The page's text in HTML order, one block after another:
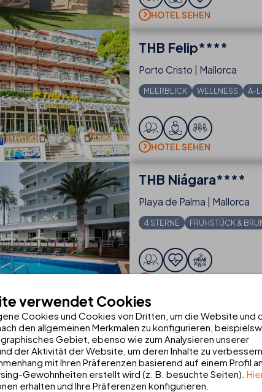
HOTEL SEHEN
THB Felip****
Porto Cristo | Mallorca
MEERBLICK WELLNESS À-
HOTEL SEHEN
THB Niágara****
Playa de Palma | Mallorca
4 STERNE FRÜHSTÜCK &
THB María
Playa de Palma | Mallorca
WELLNESS RADFAHREN
verwendet Cookies
Cookies und Cookies von Dritten, um die Website und
den allgemeinen Merkmalen zu konfigurieren,
Gebiet, ebenso wie zum Analysieren unserer
der Aktivität der Website, um deren Inhalte zu
mit Ihren Präferenzen basierend auf einem Profil
Gewohnheiten erstellt wird (z. B. besuchte Seiten).
erhalten und Ihre Präferenzen konfigurieren.